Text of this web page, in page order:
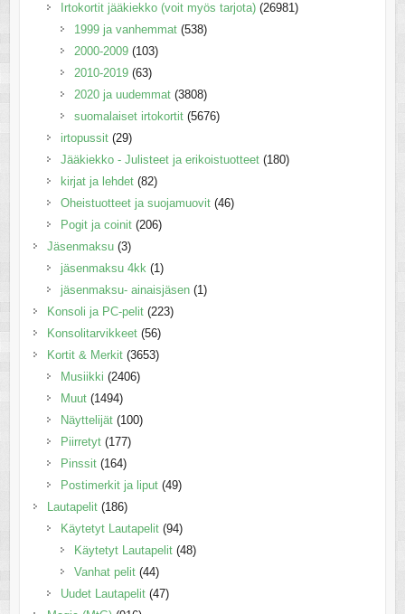
Irtokortit jääkiekko (voit myös tarjota) (26981)
1999 ja vanhemmat (538)
2000-2009 (103)
2010-2019 (63)
2020 ja uudemmat (3808)
suomalaiset irtokortit (5676)
irtopussit (29)
Jääkiekko - Julisteet ja erikoistuotteet (180)
kirjat ja lehdet (82)
Oheistuotteet ja suojamuovit (46)
Pogit ja coinit (206)
Jäsenmaksu (3)
jäsenmaksu 4kk (1)
jäsenmaksu- ainaisjäsen (1)
Konsoli ja PC-pelit (223)
Konsolitarvikkeet (56)
Kortit & Merkit (3653)
Musiikki (2406)
Muut (1494)
Näyttelijät (100)
Piirretyt (177)
Pinssit (164)
Postimerkit ja liput (49)
Lautapelit (186)
Käytetyt Lautapelit (94)
Käytetyt Lautapelit (48)
Vanhat pelit (44)
Uudet Lautapelit (47)